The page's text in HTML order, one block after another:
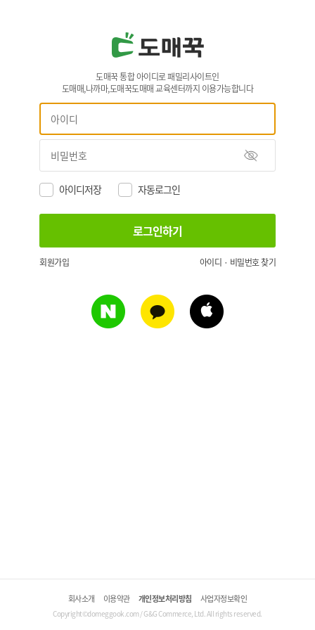
도매꾹 통합 아이디로 패밀리사이트인
도매매,나까마,도매꾹도매매 교육센터까지 이용가능합니다
아이디저장 자동로그인
회원가입 아이디 · 비밀번호 찾기
회사소개 이용약관 개인정보처리방침 사업자정보확인
Copyright©domeggook.com / G&G Commerce, Ltd. All rights reserved.